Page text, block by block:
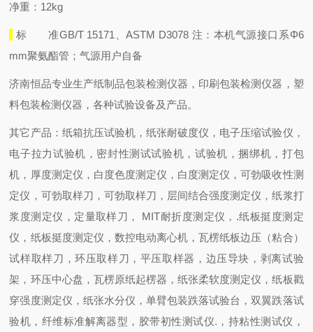
净重：12kg
标 准GB/T 15171、ASTM D3078 注：本机气源接口系Φ6
mm聚氨酯管；气源用户自备
济南恒品专业生产纸制品包装检测仪器，印刷包装检测仪器，塑
料包装检测仪器，各种试验设备及产品。
其它产品：纸箱抗压试验机，纸张耐破度仪，电子压缩试验仪，
电子拉力试验机，密封性测试试验机，试验机，捆绑机，打包
机，厚度测定仪，白度色度测定仪，白度测定仪，可勃吸收性测
定仪，可勃取样刀，可勃取样刀，层间结合强度测定仪，纸浆打
浆度测定仪，定量取样刀， MIT耐折度测定仪，.纸板挺度测定
仪，纸板挺度测定仪，数控电动离心机，瓦楞纸板边压（粘合）
试样取样刀，环压取样刀，平压取样器，边压导块，剥离试验
架，环压中心盘，瓦楞原纸起楞器，纸张柔软度测定仪，纸板戳
穿强度测定仪，纸张水分仪，单臂包装跌落试验台，双翼跌落试
验机，纤维标准解离器型，胶带初性测试仪.，持粘性测试仪，